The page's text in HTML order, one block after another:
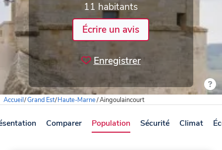
11 habitants
Écrire un avis
Enregistrer
Accueil/Grand Est/Haute-Marne/Aingoulaincourt
Comparer Population Sécurité Climat